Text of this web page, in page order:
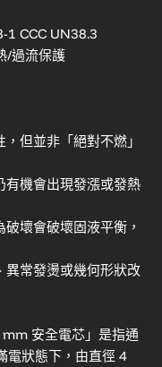
1 CCC UN38.3
/過流保護
但並非「絕對不燃」
有機會出現發漲或發熱
壞會破壞固液平衡，
異常發燙或幾何形狀改
安全電芯」是指通
電狀態下，由直徑 4